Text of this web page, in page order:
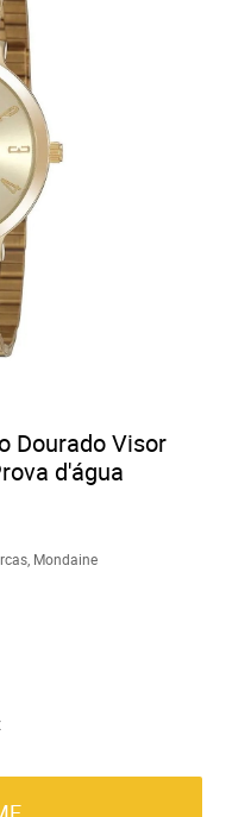
Dourado Visor
d'água
Mondaine